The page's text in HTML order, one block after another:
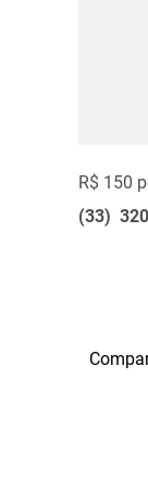
R$ 150
(33)